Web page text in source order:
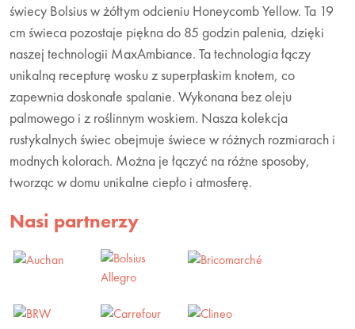
świecy Bolsius w żółtym odcieniu Honeycomb Yellow. Ta 19
cm świeca pozostaje piękna do 85 godzin palenia, dzięki
naszej technologii MaxAmbiance. Ta technologia łączy
unikalną recepturę wosku z superpłaskim knotem, co
zapewnia doskonałe spalanie. Wykonana bez oleju
palmowego i z roślinnym woskiem. Nasza kolekcja
rustykalnych świec obejmuje świece w różnych rozmiarach i
modnych kolorach. Można je łączyć na różne sposoby,
tworząc w domu unikalne ciepło i atmosferę.
Nasi partnerzy